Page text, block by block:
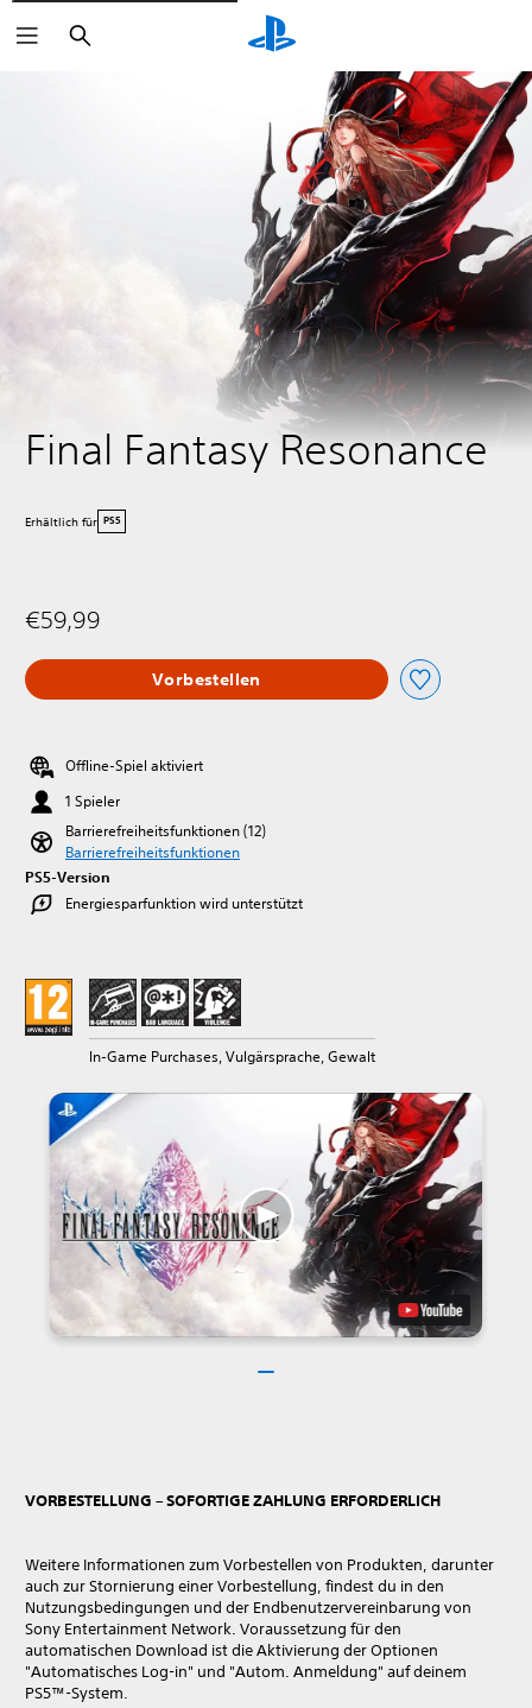
Suchen
Final Fantasy Resonance
Erhältlich für PS5
€59,99
Vorbestellen
Offline-Spiel aktiviert
1 Spieler
Barrierefreiheitsfunktionen (12)
Barrierefreiheitsfunktionen
PS5-Version
Energiesparfunktion wird unterstützt
In-Game Purchases, Vulgärsprache, Gewalt
VORBESTELLUNG – SOFORTIGE ZAHLUNG ERFORDERLICH
Weitere Informationen zum Vorbestellen von Produkten, darunter
auch zur Stornierung einer Vorbestellung, findest du in den
Nutzungsbedingungen und der Endbenutzervereinbarung von
Sony Entertainment Network. Voraussetzung für den
automatischen Download ist die Aktivierung der Optionen
"Automatisches Log-in" und "Autom. Anmeldung" auf deinem
PS5™-System.